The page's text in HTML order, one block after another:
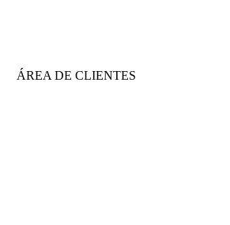
ÁREA DE CLIENTES